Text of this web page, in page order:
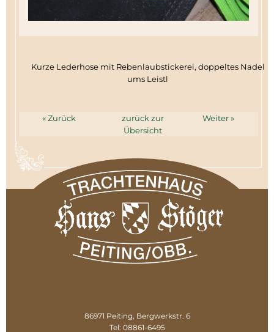
Kurze Lederhose mit Rebenlaubstickerei, doppeltes Nadel
ums Leistl
« Zurück
zurück zur
Übersicht
Weiter »
86971 Peiting, Bergwerkstr. 6
Tel: 08861-6495